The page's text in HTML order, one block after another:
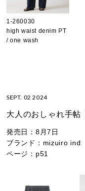
1-260030
high waist denim PT
/ one wash
SEPT. 02 2024
大人のおしゃれ手帖
発売日： 8月7日
ブランド： mizuiro ind
ページ： p51